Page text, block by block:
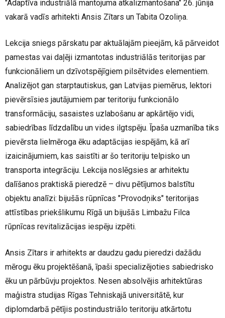
"Adaptīva industriālā mantojuma atkalizmantošana" 26. jūnija
vakarā vadīs arhitekti Ansis Zītars un Tabita Ozoliņa.
Lekcija sniegs pārskatu par aktuālajām pieejām, kā pārveidot
pamestas vai daļēji izmantotas industriālās teritorijas par
funkcionāliem un dzīvotspējīgiem pilsētvides elementiem.
Analizējot gan starptautiskus, gan Latvijas piemērus, lektori
pievērsīsies jautājumiem par teritoriju funkcionālo
transformāciju, sasaistes uzlabošanu ar apkārtējo vidi,
sabiedrības līdzdalību un vides ilgtspēju. Īpaša uzmanība tiks
pievērsta lielmēroga ēku adaptācijas iespējām, kā arī
izaicinājumiem, kas saistīti ar šo teritoriju telpisko un
transporta integrāciju. Lekcija noslēgsies ar arhitektu
dalīšanos praktiskā pieredzē – divu pētījumos balstītu
objektu analīzi: bijušās rūpnīcas "Provodņiks" teritorijas
attīstības priekšlikumu Rīgā un bijušās Limbažu Filca
rūpnīcas revitalizācijas iespēju izpēti.
Ansis Zītars ir arhitekts ar daudzu gadu pieredzi dažādu
mērogu ēku projektēšanā, īpaši specializējoties sabiedrisko
ēku un pārbūvju projektos. Nesen absolvējis arhitektūras
maģistra studijas Rīgas Tehniskajā universitātē, kur
diplomdarbā pētījis postindustriālo teritoriju atkārtotu